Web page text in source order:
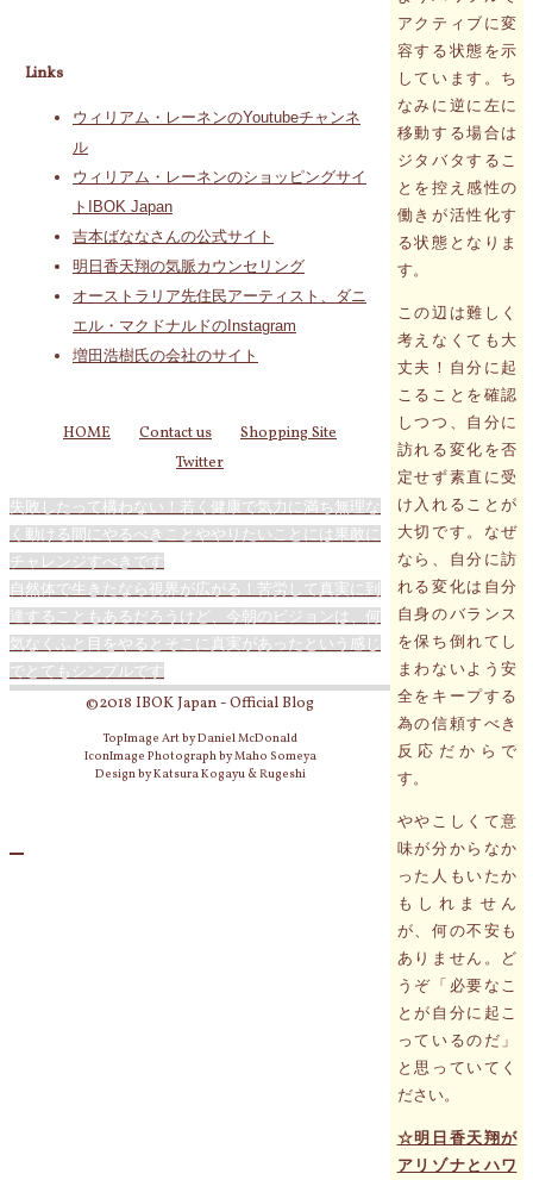
アクティブに変
容する状態を示
しています。ち
なみに逆に左に
移動する場合は
ジタバタするこ
とを控え感性の
働きが活性化す
る状態となりま
す。
この辺は難しく
考えなくても大
丈夫！自分に起
こることを確認
しつつ、自分に
訪れる変化を否
定せず素直に受
け入れることが
大切です。なぜ
なら、自分に訪
れる変化は自分
自身のバランス
を保ち倒れてし
まわないよう安
全をキープする
為の信頼すべき
反応だからで
す。
ややこしくて意
味が分からなか
った人もいたか
もしれません
が、何の不安も
ありません。ど
うぞ「必要なこ
とが自分に起こ
っているのだ」
と思っていてく
ださい。
☆明日香天翔が
アリゾナとハワ
Links
ウィリアム・レーネンのYoutubeチャンネ
ル
ウィリアム・レーネンのショッピングサイ
トIBOK Japan
吉本ばななさんの公式サイト
明日香天翔の気脈カウンセリング
オーストラリア先住民アーティスト、ダニ
エル・マクドナルドのInstagram
増田浩樹氏の会社のサイト
HOME Contact us
Shopping Site
Twitter
失敗したって構わない！若く健康で気力に満ち無理な
く動ける間にやるべきことややりたいことには果敢に
チャレンジすべきです
自然体で生きたなら視界が広がる！苦労して真実に到
達することもあるだろうけど、今朝のビジョンは、何
気なくふと目をやるとそこに真実があったという感じ
でとてもシンプルです
©2018 IBOK Japan - Official Blog
TopImage Art by Daniel McDonald
IconImage Photograph by Maho Someya
Design by Katsura Kogayu & Rugeshi